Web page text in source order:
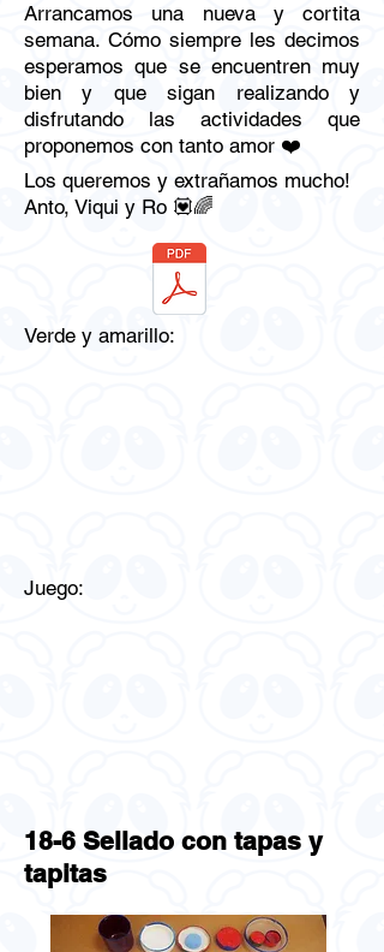
Arrancamos una nueva y cortita
semana. Cómo siempre les decimos
esperamos que se encuentren muy
bien y que sigan realizando y
disfrutando las actividades que
proponemos con tanto amor ❤️
Los queremos y extrañamos mucho!
Anto, Viqui y Ro 💟🌈
Verde y amarillo:
Juego:
18-6 Sellado con tapas y
tapitas